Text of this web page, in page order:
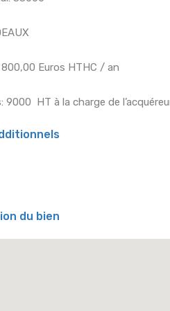
800,00 Euros HTHC / an
9000  HT à la charge de
du bien